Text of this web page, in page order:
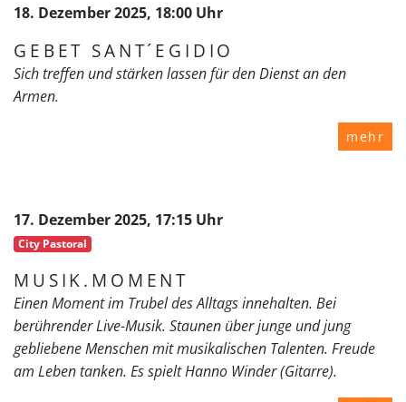
18. Dezember 2025, 18:00 Uhr
GEBET SANT´EGIDIO
Sich treffen und stärken lassen für den Dienst an den
Armen.
mehr
17. Dezember 2025, 17:15 Uhr
City Pastoral
MUSIK.MOMENT
Einen Moment im Trubel des Alltags innehalten. Bei
berührender Live-Musik. Staunen über junge und jung
gebliebene Menschen mit musikalischen Talenten. Freude
am Leben tanken. Es spielt Hanno Winder (Gitarre).